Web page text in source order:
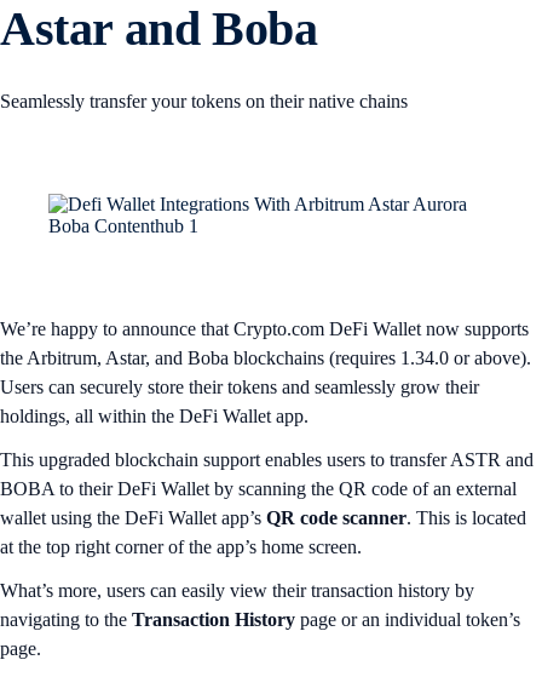
Astar and Boba
Seamlessly transfer your tokens on their native chains
We’re happy to announce that Crypto.com DeFi Wallet now supports
the Arbitrum, Astar, and Boba blockchains (requires 1.34.0 or above).
Users can securely store their tokens and seamlessly grow their
holdings, all within the DeFi Wallet app.
This upgraded blockchain support enables users to transfer ASTR and
BOBA to their DeFi Wallet by scanning the QR code of an external
wallet using the DeFi Wallet app’s QR code scanner. This is located
at the top right corner of the app’s home screen.
What’s more, users can easily view their transaction history by
navigating to the Transaction History page or an individual token’s
page.